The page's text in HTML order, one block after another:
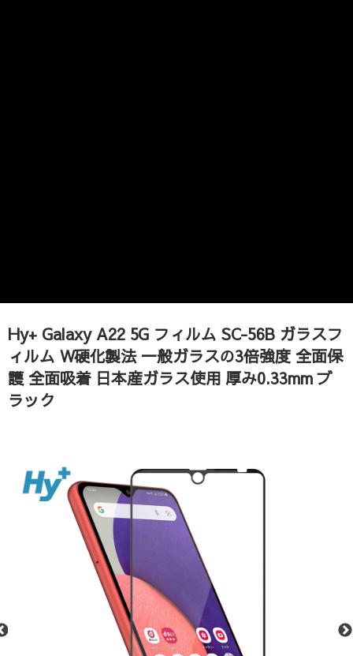
Hy+ Galaxy A22 5G フィルム SC-56B ガラスフ
ィルム W硬化製法 一般ガラスの3倍強度 全面保
護 全面吸着 日本産ガラス使用 厚み0.33mm ブ
ラック